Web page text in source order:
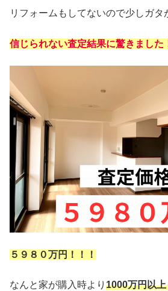
リフォームもしてないので少しガタ
信じられない査定結果に驚きました
５９８０万円！！！
なんと家が購入時より 1000万円以